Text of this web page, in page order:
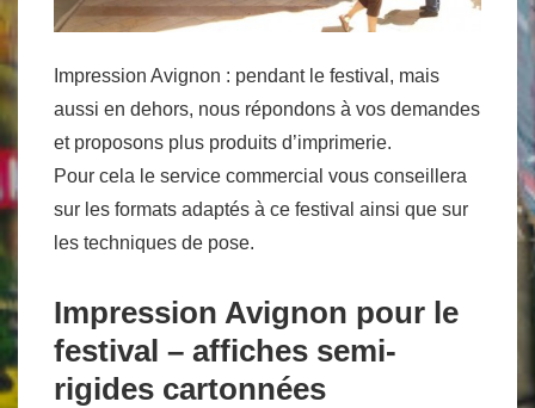
Impression Avignon : pendant le festival, mais
aussi en dehors, nous répondons à vos demandes
et proposons plus produits d’imprimerie.
Pour cela le service commercial vous conseillera
sur les formats adaptés à ce festival ainsi que sur
les techniques de pose.
Impression Avignon pour le
festival – affiches semi-
rigides cartonnées